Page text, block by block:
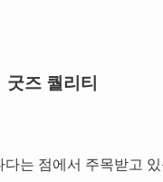
굿즈 퀄리티
는 점에서 주목받고